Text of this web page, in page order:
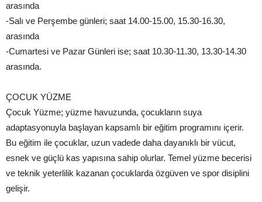
arasında
-Salı ve Perşembe günleri; saat 14.00-15.00, 15.30-16.30,
arasında
-Cumartesi ve Pazar Günleri ise; saat 10.30-11.30, 13.30-14.30
arasında.
ÇOCUK YÜZME
Çocuk Yüzme; yüzme havuzunda, çocukların suya
adaptasyonuyla başlayan kapsamlı bir eğitim programını içerir.
Bu eğitim ile çocuklar, uzun vadede daha dayanıklı bir vücut,
esnek ve güçlü kas yapısına sahip olurlar. Temel yüzme becerisi
ve teknik yeterlilik kazanan çocuklarda özgüven ve spor disiplini
gelişir.